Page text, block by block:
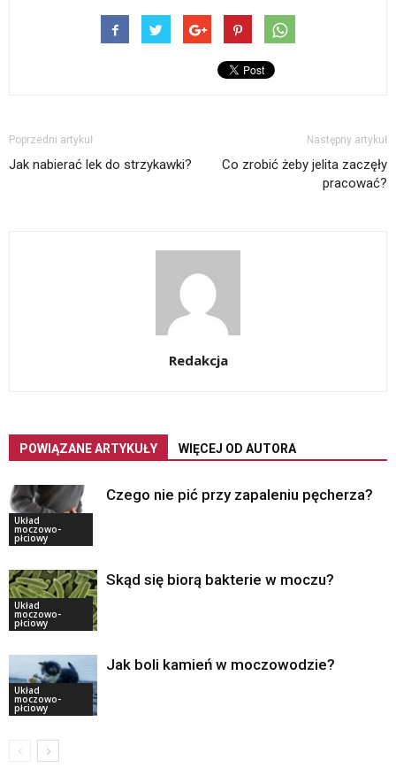
Poprzedni artykuł
Jak nabierać lek do strzykawki?
Następny artykuł
Co zrobić żeby jelita zaczęły
pracować?
Redakcja
POWIĄZANE ARTYKUŁY WIĘCEJ OD AUTORA
Układ
moczowo-
płciowy
Czego nie pić przy zapaleniu pęcherza?
Układ
moczowo-
płciowy
Skąd się biorą bakterie w moczu?
Układ
moczowo-
płciowy
Jak boli kamień w moczowodzie?